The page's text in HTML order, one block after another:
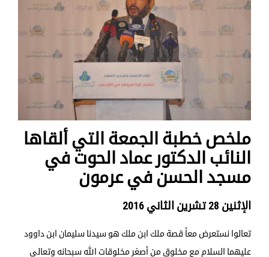
ملخص خطبة الجمعة التي ألقاها
النائب الدكتور عماد الحوت في
مسجد الحسن في عرمون
الإثنين 28 تشرين الثاني 2016
تعالوا نستعرض معاً قصة ملك ابن ملك هو سيدنا سليمان ابن داوود
عليهما السلام مع مخلوق من أصغر مخلوقات الله سبحانه وتعالى